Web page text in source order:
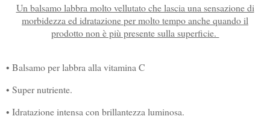
Un balsamo labbra molto vellutato che lascia una sensazione di
morbidezza ed idratazione per molto tempo anche quando il
prodotto non è più presente sulla superficie.
• Balsamo per labbra alla vitamina C
• Super nutriente.
• Idratazione intensa con brillantezza luminosa.